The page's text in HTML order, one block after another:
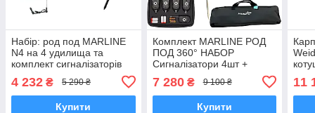
Набір: род под MARLINE
N4 на 4 удилища та
комплект сигналізаторів
свінгерами
4 232 ₴ 5 290 ₴
Купити
Комплект MARLINE РОД
ПОД 360° НАБОР
Сигналізатори 4шт +
Feima + чохол
7 280₴ 9 100 ₴
Купити
11